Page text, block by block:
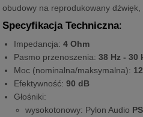
obudowy na reprodukowany
Specyfikacja Techniczna:
Impedancja:4 Ohm
Pasmo przenoszenia:38 Hz - 30
Moc (nominalna/maksymalna):
Efektywność:90 dB
Głośniki:
wysokotonowy: Pylon Audio